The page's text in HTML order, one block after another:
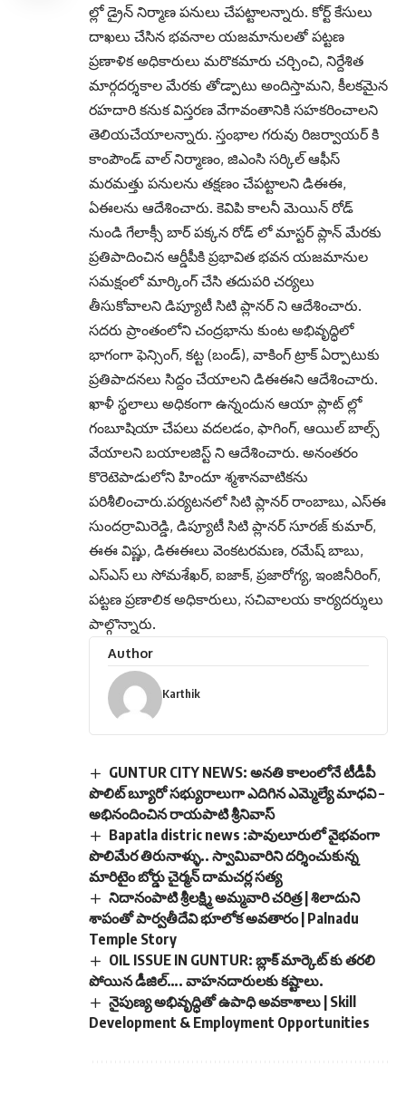
ల్లో డ్రైన్ నిర్మాణ పనులు చేపట్టాలన్నారు. కోర్ట్ కేసులు
దాఖలు చేసిన భవనాల యజమానులతో పట్టణ
ప్రణాళిక అధికారులు మరొకమారు చర్చించి, నిర్దేశిత
మార్గదర్శకాల మేరకు తోడ్పాటు అందిస్తామని, కీలకమైన
రహదారి కనుక విస్తరణ వేగావంతానికి సహకరించాలని
తెలియచేయాలన్నారు. స్తంభాల గరువు రిజర్వాయర్ కి
కాంపౌండ్ వాల్ నిర్మాణం, జిఎంసి సర్కిల్ ఆఫీస్
మరమత్తు పనులను తక్షణం చేపట్టాలని డిఈఈ,
ఏఈలను ఆదేశించారు. కెవిపి కాలనీ మెయిన్ రోడ్
నుండి గేలాక్సీ బార్ పక్కన రోడ్ లో మాస్టర్ ప్లాన్ మేరకు
ప్రతిపాదించిన ఆర్డీపీకి ప్రభావిత భవన యజమానుల
సమక్షంలో మార్కింగ్ చేసి తదుపరి చర్యలు
తీసుకోవాలని డిప్యూటీ సిటి ప్లానర్ ని ఆదేశించారు.
సదరు ప్రాంతంలోని చంద్రభాను కుంట అభివృద్ధిలో
భాగంగా ఫెన్సింగ్, కట్ట (బండ్), వాకింగ్ ట్రాక్ ఏర్పాటుకు
ప్రతిపాదనలు సిద్దం చేయాలని డిఈఈని ఆదేశించారు.
ఖాళీ స్థలాలు అధికంగా ఉన్నందున ఆయా ప్లాట్ ల్లో
గంబూషియా చేపలు వదలడం, ఫాగింగ్, ఆయిల్ బాల్స్
వేయాలని బయాలజిస్ట్ ని ఆదేశించారు. అనంతరం
కొరెటెపాడులోని హిందూ శ్మశానవాటికను
పరిశీలించారు.పర్యటనలో సిటి ప్లానర్ రాంబాబు, ఎస్ఈ
సుందర్రామిరెడ్డి, డిప్యూటీ సిటి ప్లానర్ సూరజ్ కుమార్,
ఈఈ విష్ణు, డిఈఈలు వెంకటరమణ, రమేష్ బాబు,
ఎస్ఎస్ లు సోమశేఖర్, ఐజాక్, ప్రజారోగ్య, ఇంజినీరింగ్,
పట్టణ ప్రణాలిక అధికారులు, సచివాలయ కార్యదర్శులు
పాల్గొన్నారు.
Author
Karthik
GUNTUR CITY NEWS: అనతి కాలంలోనే టీడీపీ
పొలిట్ బ్యూరో సభ్యురాలుగా ఎదిగిన ఎమ్మెల్యే మాధవి –
అభినందించిన రాయపాటి శ్రీనివాస్
Bapatla distric news :పావులూరులో వైభవంగా
పొలిమేర తిరునాళ్ళు.. స్వామివారిని దర్శించుకున్న
మారిటైం బోర్డు చైర్మన్ దామచర్ల సత్య
నిదానంపాటి శ్రీలక్ష్మి అమ్మవారి చరిత్ర | శిలాదుని
శాపంతో పార్వతీదేవి భూలోక అవతారం | Palnadu
Temple Story
OIL ISSUE IN GUNTUR: బ్లాక్ మార్కెట్ కు తరలి
పోయిన డీజిల్…. వాహనదారులకు కష్టాలు.
నైపుణ్య అభివృద్ధితో ఉపాధి అవకాశాలు | Skill
Development & Employment Opportunities